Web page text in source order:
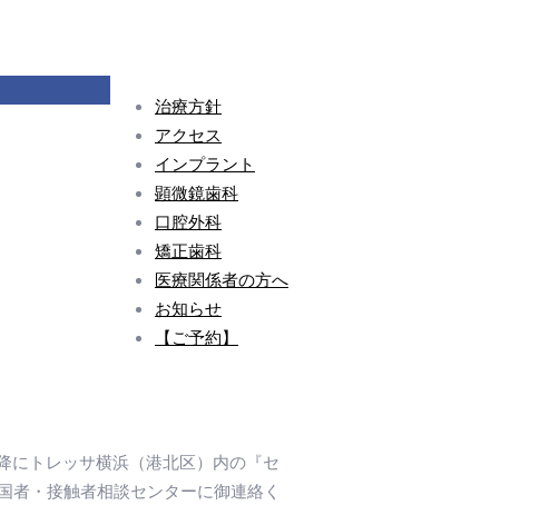
治療方針
アクセス
インプラント
顕微鏡歯科
口腔外科
矯正歯科
医療関係者の方へ
お知らせ
【ご予約】
にトレッサ横浜（港北区）内の『セ
・接触者相談センターに御連絡く